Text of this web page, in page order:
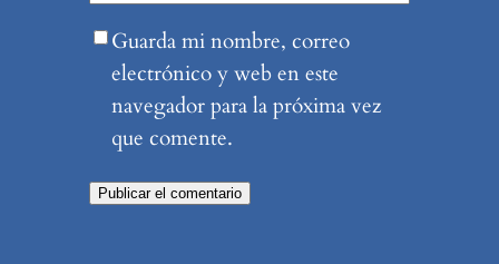
Guarda mi nombre, correo
electrónico y web en este
navegador para la próxima vez
que comente.